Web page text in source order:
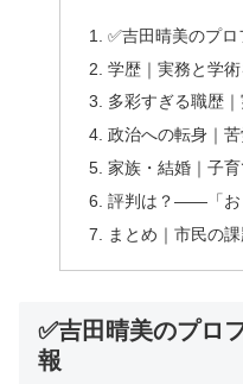
✅吉田晴美のプ
学歴｜実務と学
多彩すぎる職歴
政治への転身｜
家族・結婚｜子
評判は？——「お
まとめ｜市民の
✅吉田晴美のプロ
報